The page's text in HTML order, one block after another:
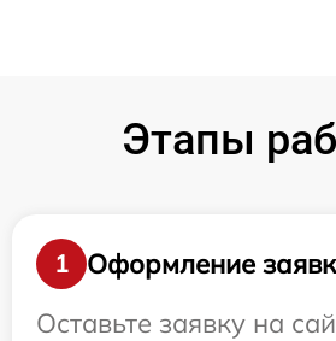
Этапы
1
Оформление
Оставьте заявку на